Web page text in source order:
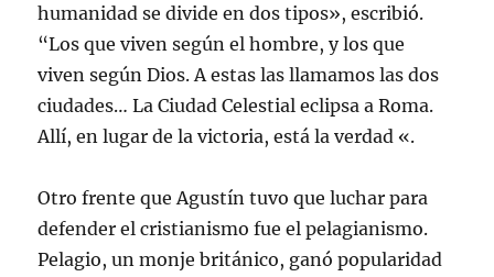
humanidad se divide en dos tipos», escribió.
“Los que viven según el hombre, y los que
viven según Dios. A estas las llamamos las dos
ciudades… La Ciudad Celestial eclipsa a Roma.
Allí, en lugar de la victoria, está la verdad «.
Otro frente que Agustín tuvo que luchar para
defender el cristianismo fue el pelagianismo.
Pelagio, un monje británico, ganó popularidad